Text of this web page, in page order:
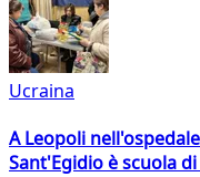
Ucraina
A Leopoli
Sant'Egidio è scuola